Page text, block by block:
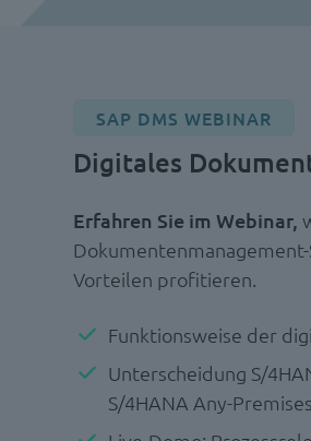
SAP DMS WEBINAR
Digitales
Erfahren Sie im Webinar,
Vorteilen profitieren.
Funktionsweise der
Unterscheidung S/
S/4HANA Any-Premises